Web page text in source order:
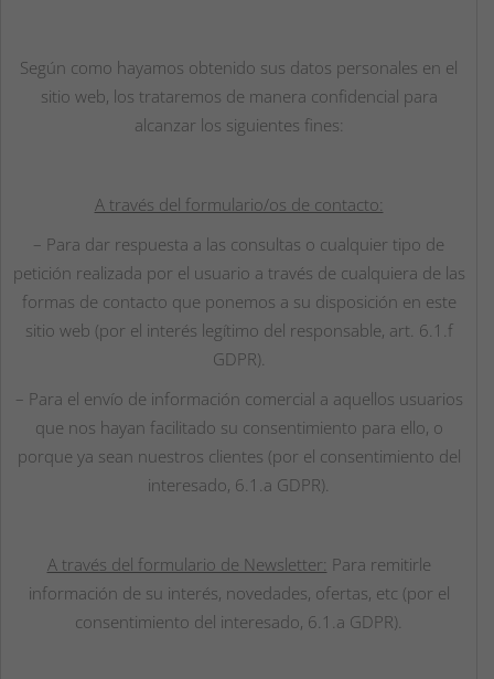
Según como hayamos obtenido sus datos personales en el
sitio web, los trataremos de manera confidencial para
alcanzar los siguientes fines:
A través del formulario/os de contacto:
– Para dar respuesta a las consultas o cualquier tipo de
petición realizada por el usuario a través de cualquiera de las
formas de contacto que ponemos a su disposición en este
sitio web (por el interés legítimo del responsable, art. 6.1.f
GDPR).
– Para el envío de información comercial a aquellos usuarios
que nos hayan facilitado su consentimiento para ello, o
porque ya sean nuestros clientes (por el consentimiento del
interesado, 6.1.a GDPR).
A través del formulario de Newsletter: Para remitirle
información de su interés, novedades, ofertas, etc (por el
consentimiento del interesado, 6.1.a GDPR).